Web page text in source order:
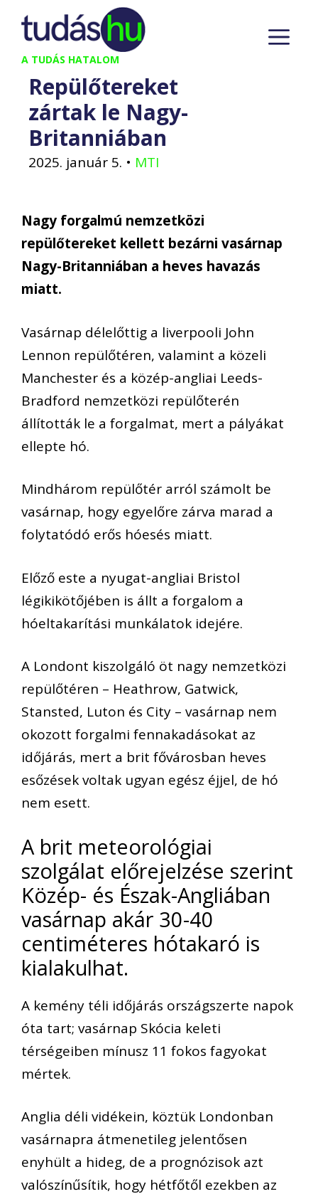
Kilépés
tartalomba
A TUDÁS HATALOM
Repülőtereket
zártak le Nagy-
Britanniában
2025. január 5. • MTI
Nagy forgalmú nemzetközi
repülőtereket kellett bezárni vasárnap
Nagy-Britanniában a heves havazás
miatt.
Vasárnap délelőttig a liverpooli John
Lennon repülőtéren, valamint a közeli
Manchester és a közép-angliai Leeds-
Bradford nemzetközi repülőterén
állították le a forgalmat, mert a pályákat
ellepte hó.
Mindhárom repülőtér arról számolt be
vasárnap, hogy egyelőre zárva marad a
folytatódó erős hóesés miatt.
Előző este a nyugat-angliai Bristol
légikikötőjében is állt a forgalom a
hóeltakarítási munkálatok idejére.
A Londont kiszolgáló öt nagy nemzetközi
repülőtéren – Heathrow, Gatwick,
Stansted, Luton és City – vasárnap nem
okozott forgalmi fennakadásokat az
időjárás, mert a brit fővárosban heves
esőzések voltak ugyan egész éjjel, de hó
nem esett.
A brit meteorológiai
szolgálat előrejelzése szerint
Közép- és Észak-Angliában
vasárnap akár 30-40
centiméteres hótakaró is
kialakulhat.
A kemény téli időjárás országszerte napok
óta tart; vasárnap Skócia keleti
térségeiben mínusz 11 fokos fagyokat
mértek.
Anglia déli vidékein, köztük Londonban
vasárnapra átmenetileg jelentősen
enyhült a hideg, de a prognózisok azt
valószínűsítik, hogy hétfőtől ezekben az